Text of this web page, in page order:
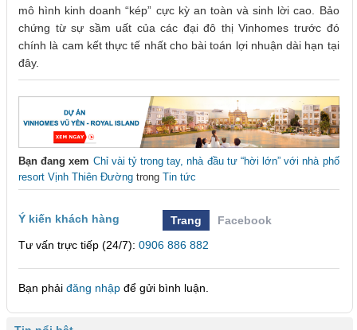
mô hình kinh doanh “kép” cực kỳ an toàn và sinh lời cao. Bảo
chứng từ sự sầm uất của các đại đô thị Vinhomes trước đó
chính là cam kết thực tế nhất cho bài toán lợi nhuận dài hạn tại
đây.
Bạn đang xem Chỉ vài tỷ trong tay, nhà đầu tư “hời lớn” với nhà phố
resort Vịnh Thiên Đường trong Tin tức
Ý kiến khách hàng Trang
Facebook
Tư vấn trực tiếp (24/7): 0906 886 882
Bạn phải đăng nhập để gửi bình luận.